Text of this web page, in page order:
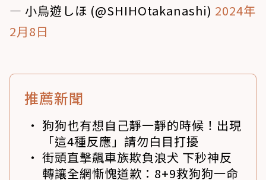
— 小鳥遊しほ (@SHIHOtakanashi) 2024年
2月8日
推薦新聞
狗狗也有想自己靜一靜的時候！出現
「這4種反應」請勿白目打擾
街頭直擊飆車族欺負浪犬 下秒神反
轉讓全網慚愧道歉：8+9救狗狗一命